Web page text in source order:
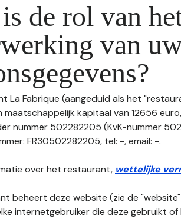
de rol van
van
La Fabrique (aangeduid als het
maatschappelijk kapitaal van 12656
nummer 502282205 (KvK-nummer
FR30502282205, tel: -, email: -.
over het restaurant, wettelijke
beheert deze website (zie de
internetgebruiker die deze gebruikt